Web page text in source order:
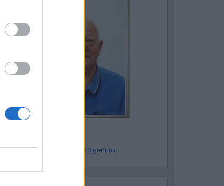
PALAGIANO
Agenzia La Veronica - ven 16 gennaio